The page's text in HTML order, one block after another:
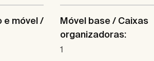
e móvel /
Móvel base / Caixas
organizadoras:
1